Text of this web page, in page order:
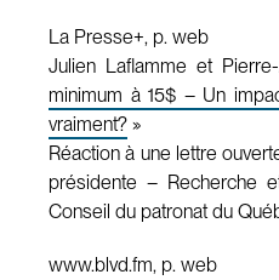
La Presse+, p. web
Julien Laflamme et
minimum à 15$ – Un
vraiment? »
Réaction à une lettre
présidente – Recherche
Conseil du patronat du
www.blvd.fm, p. web